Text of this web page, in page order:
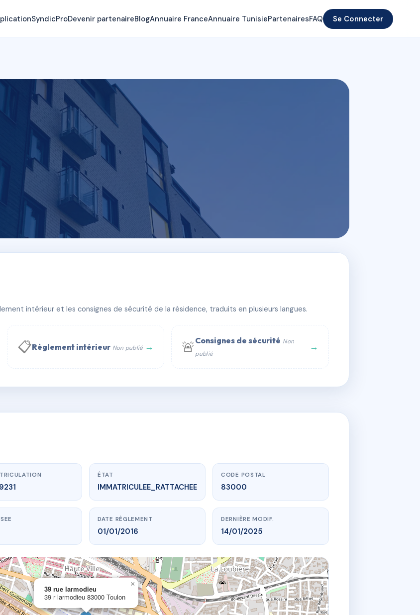
SyndicProDevenir partenaireBlogAnnuaire FranceAnnuaire TunisiePartenairesFAQ Se Connecter
intérieur et les consignes de sécurité de la résidence, traduits en plusieurs langues.
📋Règlement intérieur Non publié → 🚨 Consignes de sécurité Non
publié
→
🇫🇷
AC6489231
83000 Toulon
ÉTAT
IMMATRICULEE_RATTACHEE
CODE POSTAL
83000
DATE RÈGLEMENT
01/01/2016
DERNIÈRE MODIF.
14/01/2025
39 rue larmodieu
39 r larmodieu 83000 Toulon
×